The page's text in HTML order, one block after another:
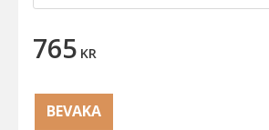
765 KR
BEVAKA